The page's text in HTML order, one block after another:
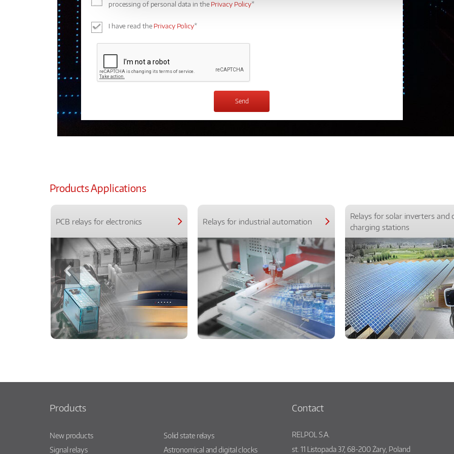
processing of personal data in thePrivacy Policy*
I have read thePrivacy Policy*
Products Applications
PCB relays for electronics Relays for industrial automation
Relays for solar inverters and
charging stations
Products
New products
Signal relays
Solid state relays
Astronomical and digital clocks
Contact
RELPOL S.A.
st. 11 Listopada 37,68-200Żary, Poland